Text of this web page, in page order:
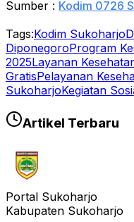
Sumber : Kodim 0726
Tags:Kodim Sukoharjo
DiponegoroProgram
2025Layanan
GratisPelayanan
SukoharjoKegiatan
Artikel Terbaru
Tags